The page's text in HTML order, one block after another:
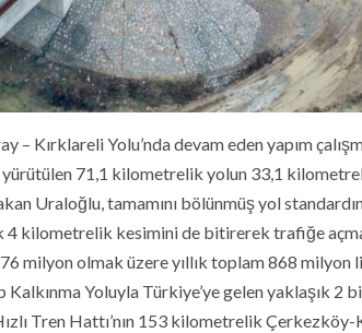
Kırklareli Yolu’nda devam eden yapım
71,1 kilometrelik yolun 33,1
Uraloğlu, tamamını bölünmüş yol
4 kilometrelik kesimini de bitirerek trafiğe
milyon olmak üzere yıllık toplam 868 milyon
Kalkınma Yoluyla Türkiye’ye gelen yaklaşık
Tren Hattı’nın 153 kilometrelik